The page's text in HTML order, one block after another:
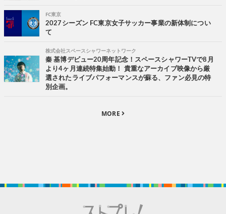
FC東京
2027シーズン FC東京女子サッカー事業の新体制につい
て
株式会社スペースシャワーネットワーク
秦 基博デビュー20周年記念！スペースシャワーTVで8月
より4ヶ月連続特集始動！ 貴重なアーカイブ映像から厳
選されたライブパフォーマンスが蘇る、ファン必見の特
別企画。
MORE